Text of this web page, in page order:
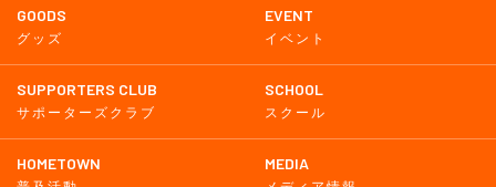
GOODS
グッズ
EVENT
イベント
SUPPORTERS CLUB
サポーターズクラブ
SCHOOL
スクール
HOMETOWN MEDIA